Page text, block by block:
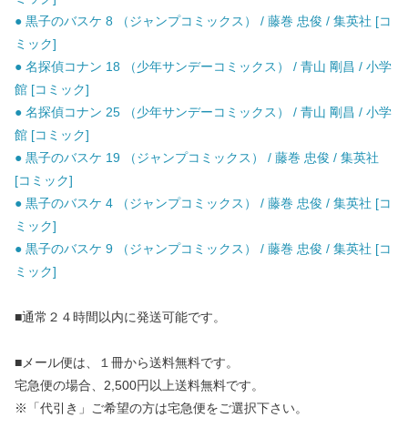
● 黒子のバスケ 8 （ジャンプコミックス） / 藤巻 忠俊 / 集英社 [コ
ミック]
● 名探偵コナン 18 （少年サンデーコミックス） / 青山 剛昌 / 小学
館 [コミック]
● 名探偵コナン 25 （少年サンデーコミックス） / 青山 剛昌 / 小学
館 [コミック]
● 黒子のバスケ 19 （ジャンプコミックス） / 藤巻 忠俊 / 集英社
[コミック]
● 黒子のバスケ 4 （ジャンプコミックス） / 藤巻 忠俊 / 集英社 [コ
ミック]
● 黒子のバスケ 9 （ジャンプコミックス） / 藤巻 忠俊 / 集英社 [コ
ミック]
■通常２４時間以内に発送可能です。
■メール便は、１冊から送料無料です。
宅急便の場合、2,500円以上送料無料です。
※「代引き」ご希望の方は宅急便をご選択下さい。